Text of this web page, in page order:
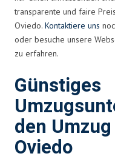
transparente und faire
Oviedo. Kontaktiere uns
oder besuche unsere
zu erfahren.
Günstiges
den
Oviedo